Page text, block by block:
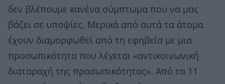
δεν βλέπουμε κανένα σύμπτωμα που να μας
βάζει σε υποψίες. Μερικά από αυτά τα άτομα
έχουν διαμορφωθεί από τη εφηβεία με μια
προσωπικότητα που λέγεται «αντικοινωνική
διαταραχή της προσωπικότητας». Από τα 11